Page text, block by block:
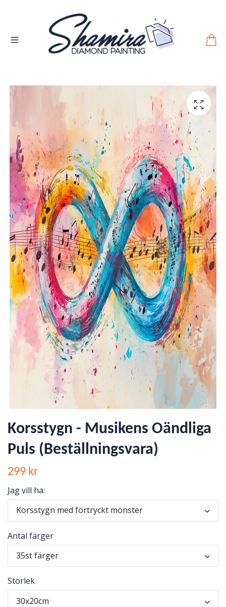
Korsstygn - Musikens Oändliga
Puls (Beställningsvara)
299 kr
Jag vill ha:
Korsstygn med förtryckt mönster
Antal färger
35st färger
Storlek
30x20cm